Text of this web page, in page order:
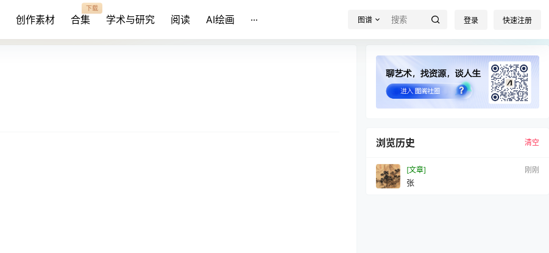
创作素材 合集
下载
学术与研究 阅读 AI绘画 ··· 图谱 登录 快速注册
浏览历史 清空
[文章] 刚刚
张